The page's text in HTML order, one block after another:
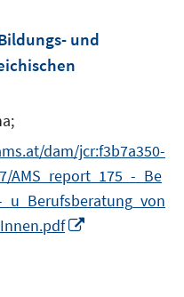
r
ö
f
und
dam/jcr:f3b7a350-
AMS_report_175_-_Be